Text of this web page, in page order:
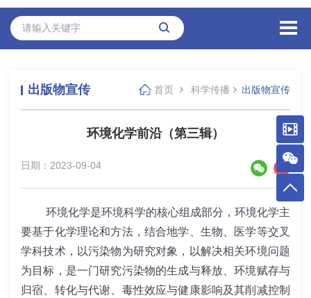
出版物宣传 首页 科学传播 出版物宣传
环境化学前沿（第三辑）
日期：2023-09-04
环境化学是环境科学的核心组成部分，环境化学主
要基于化学理论和方法，结合地学、生物、医学等交叉
学科技术，以污染物为研究对象，以解决相关环境问题
为目标，是一门研究污染物的生成与释放、环境赋存与
归宿、转化与代谢、毒性效应与健康影响及其削减控制